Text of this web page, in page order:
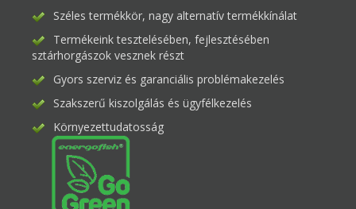
Széles termékkör, nagy alternatív termékkínálat
Termékeink tesztelésében, fejlesztésében
sztárhorgászok vesznek részt
Gyors szerviz és garanciális problémakezelés
Szakszerű kiszolgálás és ügyfélkezelés
Környezettudatosság